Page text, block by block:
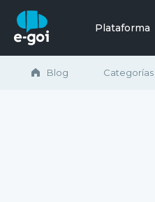
Saltar al contenido
Plataforma
Blog Categorías